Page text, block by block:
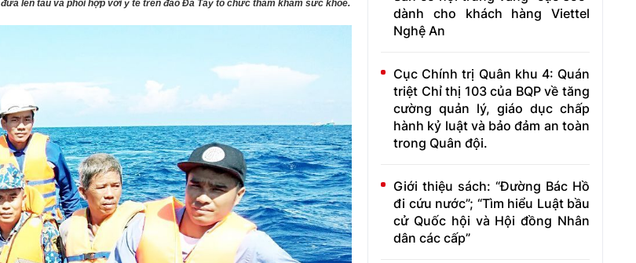
lên tàu và phối hợp với y tế trên đảo Đá Tây tổ chức thăm khám sức khỏe.
dành cho khách hàng Viettel
Nghệ An
Cục Chính trị Quân khu 4: Quán
triệt Chỉ thị 103 của BQP về tăng
cường quản lý, giáo dục chấp
hành kỷ luật và bảo đảm an toàn
trong Quân đội.
Giới thiệu sách: “Đường Bác Hồ
đi cứu nước”; “Tìm hiểu Luật bầu
cử Quốc hội và Hội đồng Nhân
dân các cấp”